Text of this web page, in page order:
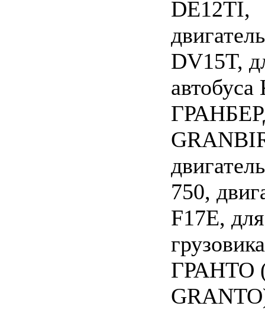
DE12TI,
двигатель
DV15T,
750,
F17E, для
ГРАНТО